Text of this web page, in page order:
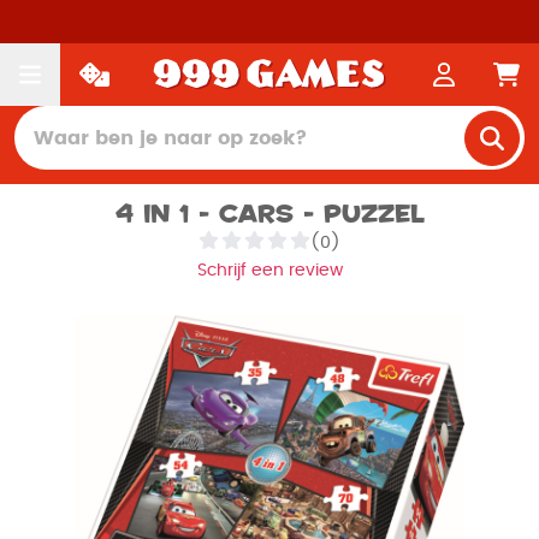
4 in 1 - Cars - Puzzel
(0)
Schrijf een review